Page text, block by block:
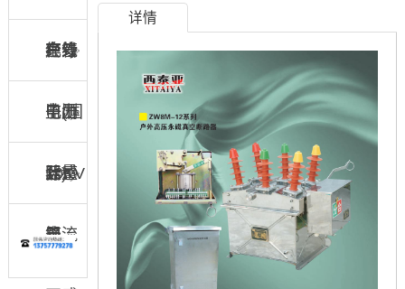
绝缘
子(国
际)
在线
监测
器
套管
户外
电压
互感
器
电力
计量
箱
10KV
电流
详情